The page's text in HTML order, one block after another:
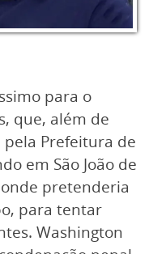
para o
que, além de
Prefeitura de
em São João de
pretenderia
para tentar
Washington